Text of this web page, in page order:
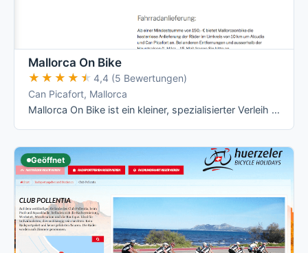
Mallorca On Bike
★★★★★
★★★★★ 4,4 (5 Bewertungen)
Can Picafort, Mallorca
Mallorca On Bike ist ein kleiner, spezialisierter Verleih mit Fokus auf hochwertige Rennräder (Lapierre, Stevens, Drössiger, Viper) und …
Geöffnet